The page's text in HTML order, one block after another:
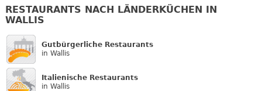
RESTAURANTS NACH LÄNDERKÜCHEN IN
WALLIS
Gutbürgerliche Restaurants
in Wallis
Italienische Restaurants
in Wallis